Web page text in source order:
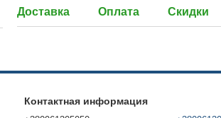
Доставка Оплата Скидки
Контактная информация